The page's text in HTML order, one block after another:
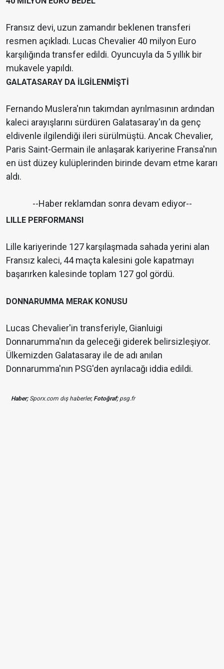
Fransız devi, uzun zamandır beklenen transferi
resmen açıkladı. Lucas Chevalier 40 milyon Euro
karşılığında transfer edildi. Oyuncuyla da 5 yıllık bir
mukavele yapıldı.
GALATASARAY DA İLGİLENMİŞTİ
Fernando Muslera'nın takımdan ayrılmasının ardından
kaleci arayışlarını sürdüren Galatasaray'ın da genç
eldivenle ilgilendiği ileri sürülmüştü. Ancak Chevalier,
Paris Saint-Germain ile anlaşarak kariyerine Fransa'nın
en üst düzey kulüplerinden birinde devam etme kararı
aldı.
--Haber reklamdan sonra devam ediyor--
LILLE PERFORMANSI
Lille kariyerinde 127 karşılaşmada sahada yerini alan
Fransız kaleci, 44 maçta kalesini gole kapatmayı
başarırken kalesinde toplam 127 gol gördü.
DONNARUMMA MERAK KONUSU
Lucas Chevalier'in transferiyle, Gianluigi
Donnarumma'nın da geleceği giderek belirsizleşiyor.
Ülkemizden Galatasaray ile de adı anılan
Donnarumma'nın PSG'den ayrılacağı iddia edildi.
Haber;Sporx.com dış haberler,Fotoğraf;psg.fr